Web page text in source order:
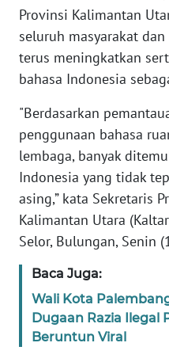
Provinsi Kalimantan
seluruh masyarakat
terus meningkatkan
bahasa Indonesia
"Berdasarkan
penggunaan bahasa
lembaga, banyak
Indonesia yang tidak
asing,” kata Sekretaris
Kalimantan Utara
Selor, Bulungan, Senin
Baca Juga:
Wali Kota
Dugaan Razia Ilegal
Beruntun Viral
REDAKSI
Wahana
News
Regional
WN
SUMUT
JAKARTA
WN
JABAR